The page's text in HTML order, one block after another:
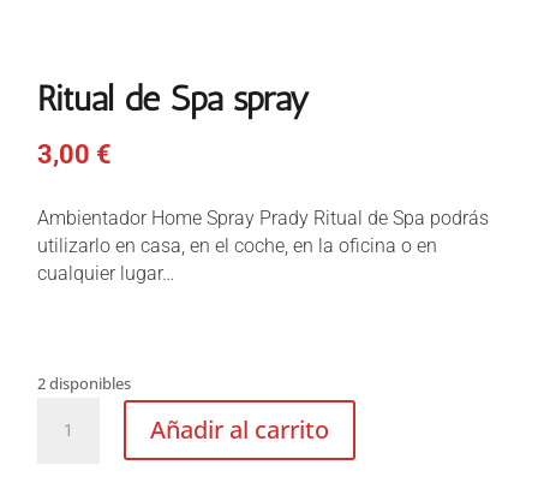
Ritual de Spa spray
3,00 €
Ambientador Home Spray Prady Ritual de Spa podrás
utilizarlo en casa, en el coche, en la oficina o en
cualquier lugar…
2 disponibles
Añadir al carrito